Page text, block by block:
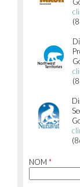
NOM *